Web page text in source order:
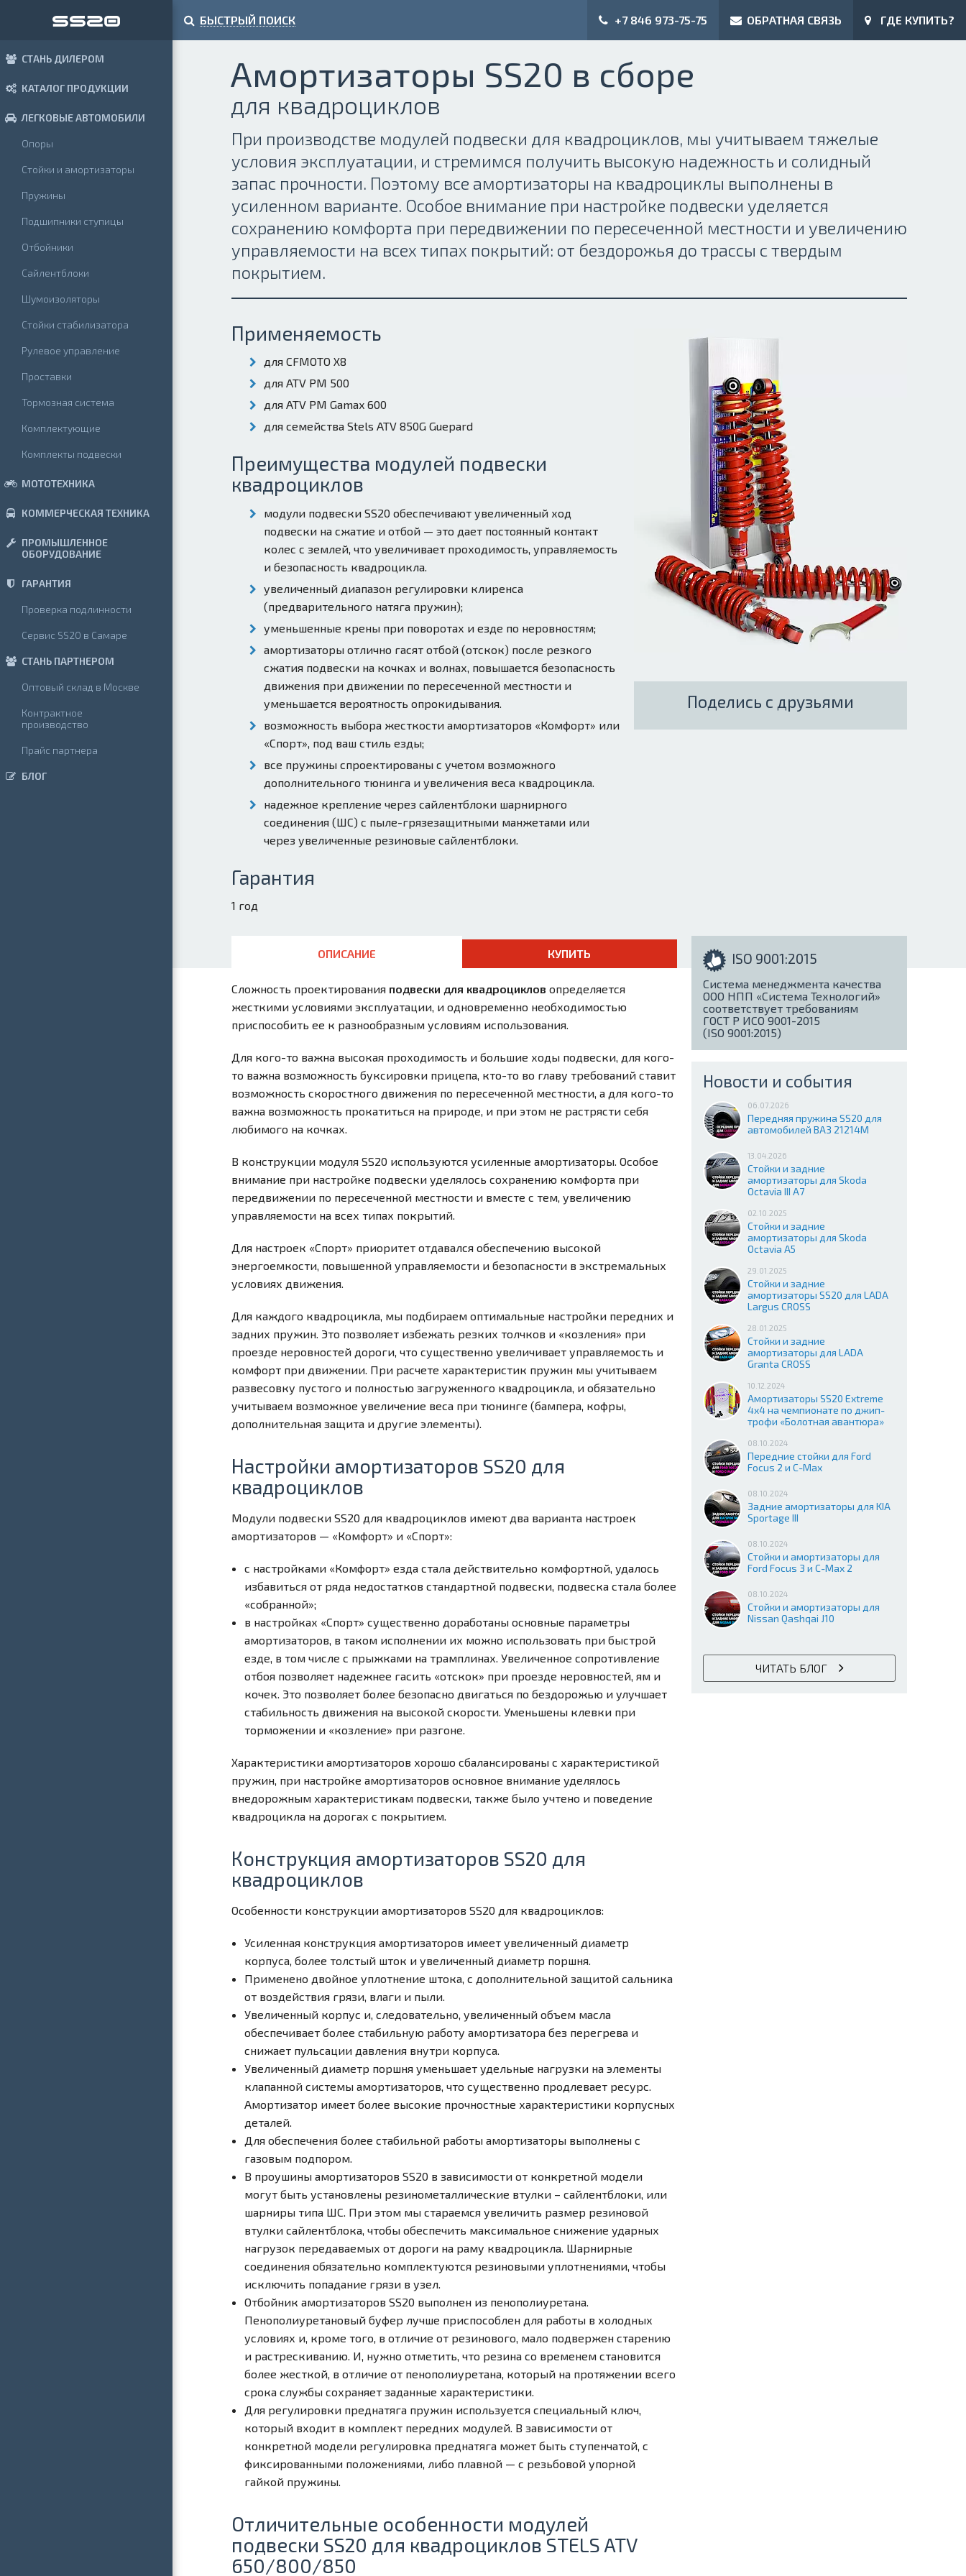
БЫСТРЫЙ ПОИСК +7 846 973-75-75 ОБРАТНАЯ СВЯЗЬ ГДЕ КУПИТЬ?
СТАНЬ ДИЛЕРОМ
КАТАЛОГ ПРОДУКЦИИ
ЛЕГКОВЫЕ АВТОМОБИЛИ
Опоры
Стойки и амортизаторы
Пружины
Подшипники ступицы
Отбойники
Сайлентблоки
Шумоизоляторы
Стойки стабилизатора
Рулевое управление
Проставки
Тормозная система
Комплектующие
Комплекты подвески
МОТОТЕХНИКА
КОММЕРЧЕСКАЯ ТЕХНИКА
ПРОМЫШЛЕННОЕ
ОБОРУДОВАНИЕ
ГАРАНТИЯ
Проверка подлинности
Сервис SS20 в Самаре
СТАНЬ ПАРТНЕРОМ
Оптовый склад в Москве
Контрактное
производство
Прайс партнера
БЛОГ
Амортизаторы SS20 в сборе
для квадроциклов
При производстве модулей подвески для квадроциклов, мы учитываем тяжелые
условия эксплуатации, и стремимся получить высокую надежность и солидный
запас прочности. Поэтому все амортизаторы на квадроциклы выполнены в
усиленном варианте. Особое внимание при настройке подвески уделяется
сохранению комфорта при передвижении по пересеченной местности и увеличению
управляемости на всех типах покрытий: от бездорожья до трассы с твердым
покрытием.
Поделись с друзьями
Применяемость
для CFMOTO X8
для ATV РМ 500
для ATV РМ Gamax 600
для семейства Stels ATV 850G Guepard
Преимущества модулей подвески
квадроциклов
модули подвески SS20 обеспечивают увеличенный ход
подвески на сжатие и отбой — это дает постоянный контакт
колес с землей, что увеличивает проходимость, управляемость
и безопасность квадроцикла.
увеличенный диапазон регулировки клиренса
(предварительного натяга пружин);
уменьшенные крены при поворотах и езде по неровностям;
амортизаторы отлично гасят отбой (отскок) после резкого
сжатия подвески на кочках и волнах, повышается безопасность
движения при движении по пересеченной местности и
уменьшается вероятность опрокидывания.
возможность выбора жесткости амортизаторов «Комфорт» или
«Спорт», под ваш стиль езды;
все пружины спроектированы с учетом возможного
дополнительного тюнинга и увеличения веса квадроцикла.
надежное крепление через сайлентблоки шарнирного
соединения (ШС) с пыле-грязезащитными манжетами или
через увеличенные резиновые сайлентблоки.
Гарантия
1 год
ОПИСАНИЕ КУПИТЬ
Сложность проектирования подвески для квадроциклов определяется
жесткими условиями эксплуатации, и одновременно необходимостью
приспособить ее к разнообразным условиям использования.
Для кого-то важна высокая проходимость и большие ходы подвески, для кого-
то важна возможность буксировки прицепа, кто-то во главу требований ставит
возможность скоростного движения по пересеченной местности, а для кого-то
важна возможность прокатиться на природе, и при этом не растрясти себя
любимого на кочках.
В конструкции модуля SS20 используются усиленные амортизаторы. Особое
внимание при настройке подвески уделялось сохранению комфорта при
передвижении по пересеченной местности и вместе с тем, увеличению
управляемости на всех типах покрытий.
Для настроек «Спорт» приоритет отдавался обеспечению высокой
энергоемкости, повышенной управляемости и безопасности в экстремальных
условиях движения.
Для каждого квадроцикла, мы подбираем оптимальные настройки передних и
задних пружин. Это позволяет избежать резких толчков и «козления» при
проезде неровностей дороги, что существенно увеличивает управляемость и
комфорт при движении. При расчете характеристик пружин мы учитываем
развесовку пустого и полностью загруженного квадроцикла, и обязательно
учитываем возможное увеличение веса при тюнинге (бампера, кофры,
дополнительная защита и другие элементы).
Настройки амортизаторов SS20 для
квадроциклов
Модули подвески SS20 для квадроциклов имеют два варианта настроек
амортизаторов — «Комфорт» и «Спорт»:
с настройками «Комфорт» езда стала действительно комфортной, удалось
избавиться от ряда недостатков стандартной подвески, подвеска стала более
«собранной»;
в настройках «Спорт» существенно доработаны основные параметры
амортизаторов, в таком исполнении их можно использовать при быстрой
езде, в том числе с прыжками на трамплинах. Увеличенное сопротивление
отбоя позволяет надежнее гасить «отскок» при проезде неровностей, ям и
кочек. Это позволяет более безопасно двигаться по бездорожью и улучшает
стабильность движения на высокой скорости. Уменьшены клевки при
торможении и «козление» при разгоне.
Характеристики амортизаторов хорошо сбалансированы с характеристикой
пружин, при настройке амортизаторов основное внимание уделялось
внедорожным характеристикам подвески, также было учтено и поведение
квадроцикла на дорогах с покрытием.
Конструкция амортизаторов SS20 для
квадроциклов
Особенности конструкции амортизаторов SS20 для квадроциклов:
Усиленная конструкция амортизаторов имеет увеличенный диаметр
корпуса, более толстый шток и увеличенный диаметр поршня.
Применено двойное уплотнение штока, с дополнительной защитой сальника
от воздействия грязи, влаги и пыли.
Увеличенный корпус и, следовательно, увеличенный объем масла
обеспечивает более стабильную работу амортизатора без перегрева и
снижает пульсации давления внутри корпуса.
Увеличенный диаметр поршня уменьшает удельные нагрузки на элементы
клапанной системы амортизаторов, что существенно продлевает ресурс.
Амортизатор имеет более высокие прочностные характеристики корпусных
деталей.
Для обеспечения более стабильной работы амортизаторы выполнены с
газовым подпором.
В проушины амортизаторов SS20 в зависимости от конкретной модели
могут быть установлены резинометаллические втулки – сайлентблоки, или
шарниры типа ШС. При этом мы стараемся увеличить размер резиновой
втулки сайлентблока, чтобы обеспечить максимальное снижение ударных
нагрузок передаваемых от дороги на раму квадроцикла. Шарнирные
соединения обязательно комплектуются резиновыми уплотнениями, чтобы
исключить попадание грязи в узел.
Отбойник амортизаторов SS20 выполнен из пенополиуретана.
Пенополиуретановый буфер лучше приспособлен для работы в холодных
условиях и, кроме того, в отличие от резинового, мало подвержен старению
и растрескиванию. И, нужно отметить, что резина со временем становится
более жесткой, в отличие от пенополиуретана, который на протяжении всего
срока службы сохраняет заданные характеристики.
Для регулировки преднатяга пружин используется специальный ключ,
который входит в комплект передних модулей. В зависимости от
конкретной модели регулировка преднатяга может быть ступенчатой, с
фиксированными положениями, либо плавной — с резьбовой упорной
гайкой пружины.
Отличительные особенности модулей
подвески SS20 для квадроциклов STELS ATV
650/800/850
ISO 9001:2015
Система менеджмента качества
ООО НПП «Система Технологий»
соответствует требованиям
ГОСТ Р ИСО 9001-2015
(ISO 9001:2015)
Новости и события
06.07.2026
Передняя пружина SS20 для
автомобилей ВАЗ 21214М
13.04.2026
Стойки и задние
амортизаторы для Skoda
Octavia III A7
02.10.2025
Стойки и задние
амортизаторы для Skoda
Octavia A5
29.01.2025
Стойки и задние
амортизаторы SS20 для LADA
Largus CROSS
28.01.2025
Стойки и задние
амортизаторы для LADA
Granta CROSS
10.12.2024
Амортизаторы SS20 Extreme
4x4 на чемпионате по джип-
трофи «Болотная авантюра»
08.10.2024
Передние стойки для Ford
Focus 2 и C-Max
08.10.2024
Задние амортизаторы для KIA
Sportage III
08.10.2024
Стойки и амортизаторы для
Ford Focus 3 и C-Max 2
08.10.2024
Стойки и амортизаторы для
Nissan Qashqai J10
ЧИТАТЬ БЛОГ